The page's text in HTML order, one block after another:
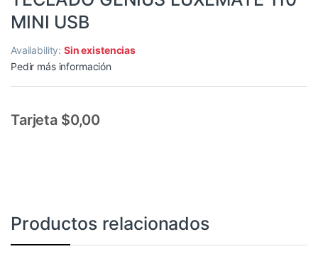
MINI USB
Availability:Sin existencias
Pedir más información
Tarjeta $0,00
Productos relacionados